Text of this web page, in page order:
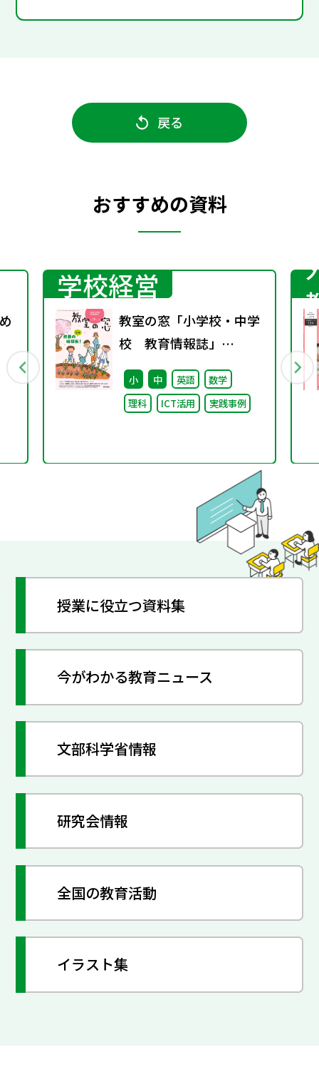
戻る
おすすめの資料
学校経営
教室の窓「小学校・中学
校 教育情報誌」
vol.78 2026年4月発行
小 中 英語
数学
理科
ICT活用 実践事例
授業に役立つ資料集
今がわかる教育ニュース
文部科学省情報
研究会情報
全国の教育活動
イラスト集